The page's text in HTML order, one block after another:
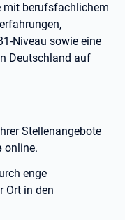
mit berufsfachlichem
Niveau sowie eine
Deutschland auf
Stellenangebote
online.
enge
Ort in den